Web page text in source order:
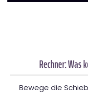
Rechner: Was
Bewege die